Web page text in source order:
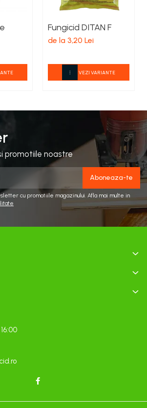
Fungicid DITAN F
de la 3,20 Lei
VEZI VARIANTE
promotiile noastre
cu promotiile magazinului. Afla mai multe in